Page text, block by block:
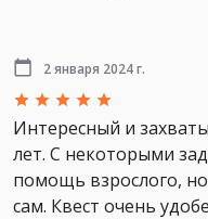
2 января 2024 г.
Интересный и
лет. С некоторыми
помощь взрослого,
сам. Квест очень